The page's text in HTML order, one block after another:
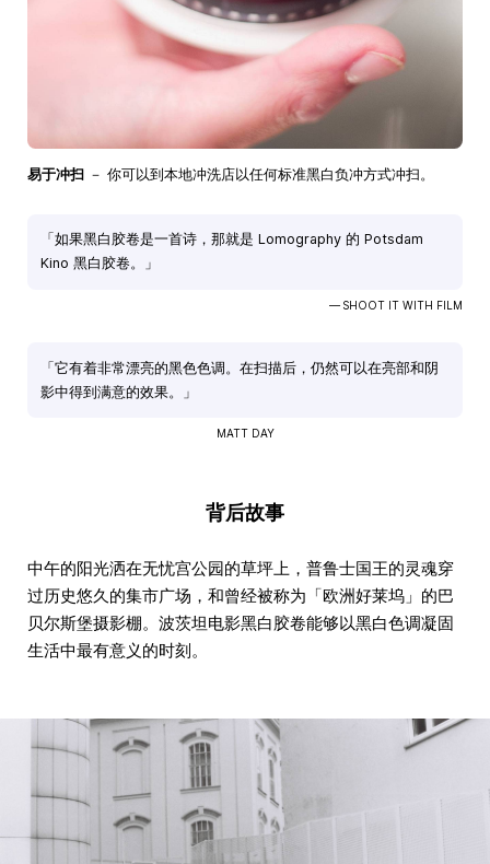
易于冲扫 － 你可以到本地冲洗店以任何标准黑白负冲方式冲扫。
「如果黑白胶卷是一首诗，那就是 Lomography 的 Potsdam
Kino 黑白胶卷。」
— SHOOT IT WITH FILM
「它有着非常漂亮的黑色色调。在扫描后，仍然可以在亮部和阴
影中得到满意的效果。」
MATT DAY
背后故事
中午的阳光洒在无忧宫公园的草坪上，普鲁士国王的灵魂穿
过历史悠久的集市广场，和曾经被称为「欧洲好莱坞」的巴
贝尔斯堡摄影棚。波茨坦电影黑白胶卷能够以黑白色调凝固
生活中最有意义的时刻。